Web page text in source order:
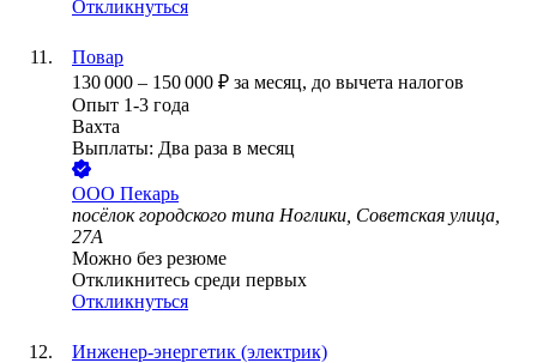
Откликнуться
Повар
130 000 – 150 000 ₽ за месяц, до вычета налогов
Опыт 1-3 года
Вахта
Выплаты: Два раза в месяц
ООО Пекарь
посёлок городского типа Ноглики, Советская улица,
27А
Можно без резюме
Откликнитесь среди первых
Откликнуться
Инженер-энергетик (электрик)